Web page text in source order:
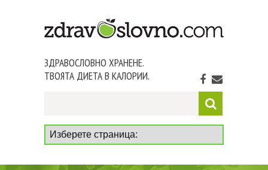
ЗДРАВОСЛОВНО ХРАНЕНЕ.
ТВОЯТА ДИЕТА В КАЛОРИИ.